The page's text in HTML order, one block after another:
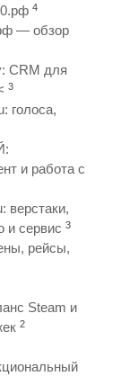
4
— обзор
CRM для
3
голоса,
и работа с
верстаки,
и сервис 3
рейсы,
Steam и
2